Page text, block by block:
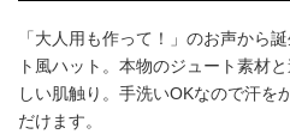
「大人用も作って！」のお声から
ト風ハット。本物のジュート素材
しい肌触り。手洗いOKなので汗を
だけます。